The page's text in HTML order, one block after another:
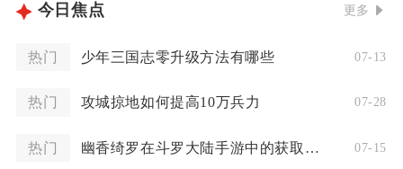
今日焦点 更多
热门 少年三国志零升级方法有哪些 07-13
热门 攻城掠地如何提高10万兵力 07-28
热门 幽香绮罗在斗罗大陆手游中的获取方式是怎样的 07-15